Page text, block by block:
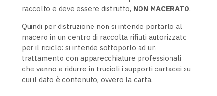
raccolto e deve essere distrutto, NON MACERATO.
Quindi per distruzione non si intende portarlo al
macero in un centro di raccolta rifiuti autorizzato
per il riciclo: si intende sottoporlo ad un
trattamento con apparecchiature professionali
che vanno a ridurre in trucioli i supporti cartacei su
cui il dato è contenuto, ovvero la carta.